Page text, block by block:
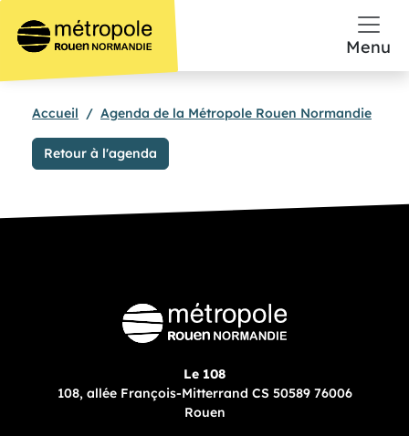
Menu
Accueil Agenda de la Métropole Rouen Normandie
Retour à l'agenda
Le 108
108, allée François-Mitterrand CS 50589 76006
Rouen